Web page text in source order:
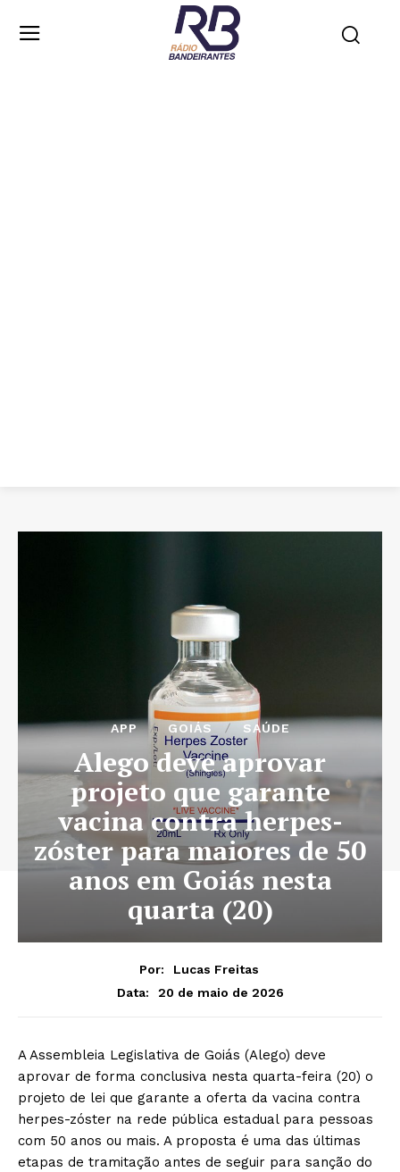
APP GOIÁS SAÚDE
Alego deve aprovar
projeto que garante
vacina contra herpes-
zóster para maiores de 50
anos em Goiás nesta
quarta (20)
Por:
Lucas Freitas
Data:
20 de maio de 2026
A Assembleia Legislativa de Goiás (Alego) deve
aprovar de forma conclusiva nesta quarta-feira (20) o
projeto de lei que garante a oferta da vacina contra
herpes-zóster na rede pública estadual para pessoas
com 50 anos ou mais. A proposta é uma das últimas
etapas de tramitação antes de seguir para sanção do